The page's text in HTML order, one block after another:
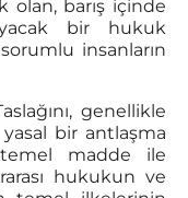
olan, barış içinde
bir hukuk
insanların
genellikle
bir antlaşma
madde ile
hukukun ve